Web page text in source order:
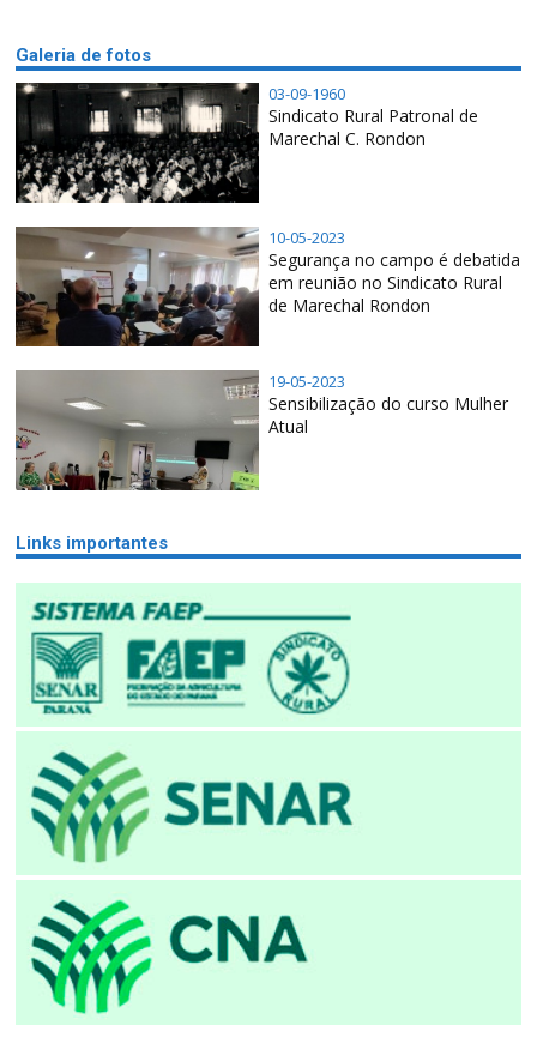
Galeria de fotos
03-09-1960
Sindicato Rural Patronal de
Marechal C. Rondon
10-05-2023
Segurança no campo é debatida
em reunião no Sindicato Rural
de Marechal Rondon
19-05-2023
Sensibilização do curso Mulher
Atual
Links importantes